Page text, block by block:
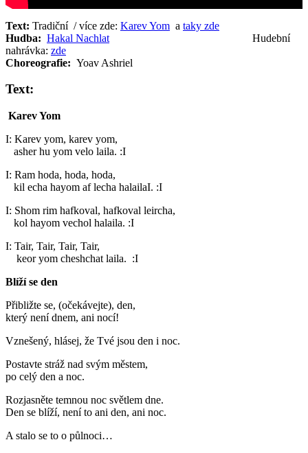
Text: Tradiční / více zde: Karev Yom a taky zde
Hudba: Hakal Nachlat Hudební
nahrávka: zde
Choreografie: Yoav Ashriel
Text:
Karev Yom
I: Karev yom, karev yom,
asher hu yom velo laila. :I
I: Ram hoda, hoda, hoda,
kil echa hayom af lecha halailaI. :I
I: Shom rim hafkoval, hafkoval leircha,
kol hayom vechol halaila. :I
I: Tair, Tair, Tair, Tair,
keor yom cheshchat laila. :I
Blíží se den
Přibližte se, (očekávejte), den,
který není dnem, ani nocí!
Vznešený, hlásej, že Tvé jsou den i noc.
Postavte stráž nad svým městem,
po celý den a noc.
Rozjasněte temnou noc světlem dne.
Den se blíží, není to ani den, ani noc.
A stalo se to o půlnoci…